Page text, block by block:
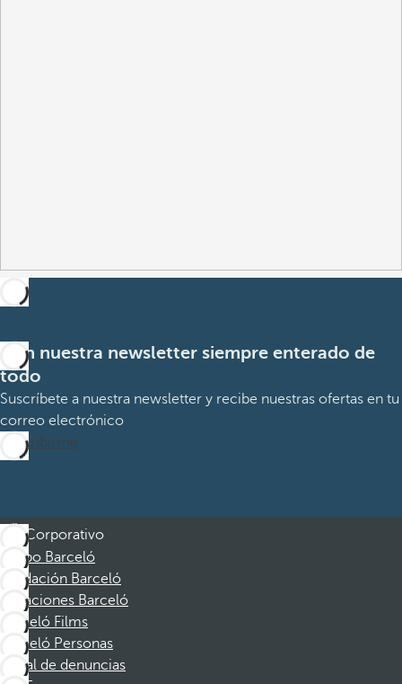
Con nuestra newsletter siempre enterado de
todo
Suscríbete a nuestra newsletter y recibe nuestras ofertas en tu
correo electrónico
Suscribirme
Corporativo
Grupo Barceló
Fundación Barceló
Vacaciones Barceló
Barceló Films
Barceló Personas
Canal de denuncias